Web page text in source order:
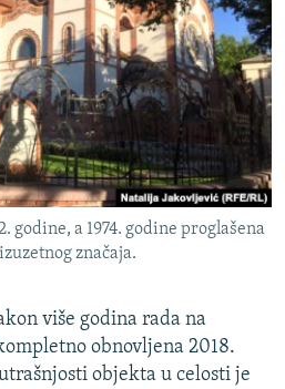
godine, a 1974. godine proglašena
značaja.
više godina rada na
obnovljena 2018.
objekta u celosti je